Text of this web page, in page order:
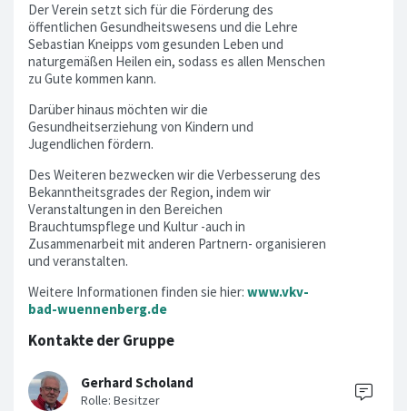
Der Verein setzt sich für die Förderung des
öffentlichen Gesundheitswesens und die Lehre
Sebastian Kneipps vom gesunden Leben und
naturgemäßen Heilen ein, sodass es allen Menschen
zu Gute kommen kann.
Darüber hinaus möchten wir die
Gesundheitserziehung von Kindern und
Jugendlichen fördern.
Des Weiteren bezwecken wir die Verbesserung des
Bekanntheitsgrades der Region, indem wir
Veranstaltungen in den Bereichen
Brauchtumspflege und Kultur -auch in
Zusammenarbeit mit anderen Partnern- organisieren
und veranstalten.
Weitere Informationen finden sie hier: www.vkv-
bad-wuennenberg.de
Kontakte der Gruppe
Gerhard Scholand